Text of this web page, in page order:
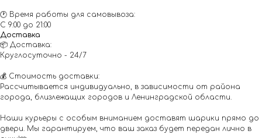
🕐 Время работы для самовывоза:
С 9:00 до 21:00
Доставка
📦 Доставка:
Круглосуточно - 24/7
💰 Стоимость доставки:
Рассчитывается индивидуально, в зависимости от района
города, близлежащих городов и Ленинградской области.
Наши курьеры с особым вниманием доставят шарики прямо до
двери. Мы гарантируем, что ваш заказ будет передан лично в